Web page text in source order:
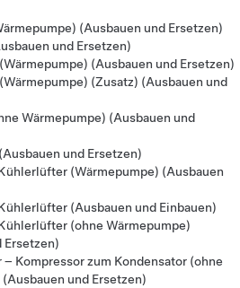
(Ausbauen und Ersetzen)
und Ersetzen)
(Ausbauen und Ersetzen)
(Zusatz) (Ausbauen und
Wärmepumpe) (Ausbauen und
und Ersetzen)
(Wärmepumpe) (Ausbauen
(Ausbauen und Einbauen)
(ohne Wärmepumpe)
Ersetzen)
Kompressor zum Kondensator (ohne
und Ersetzen)